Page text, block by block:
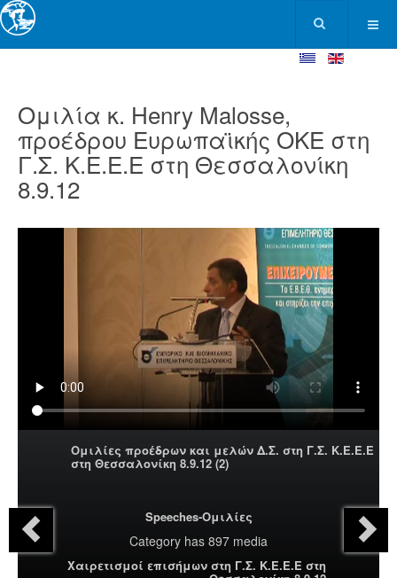
Ομιλία κ. Henry Malosse,
προέδρου Ευρωπαϊκής ΟΚΕ στη
Γ.Σ. Κ.Ε.Ε.Ε στη Θεσσαλονίκη
8.9.12
Ομιλίες προέδρων και μελών Δ.Σ. στη Γ.Σ. Κ.Ε.Ε.Ε
στη Θεσσαλονίκη 8.9.12 (2)
Speeches-Ομιλίες
Category has 897 media
Χαιρετισμοί επισήμων στη Γ.Σ. Κ.Ε.Ε.Ε στη